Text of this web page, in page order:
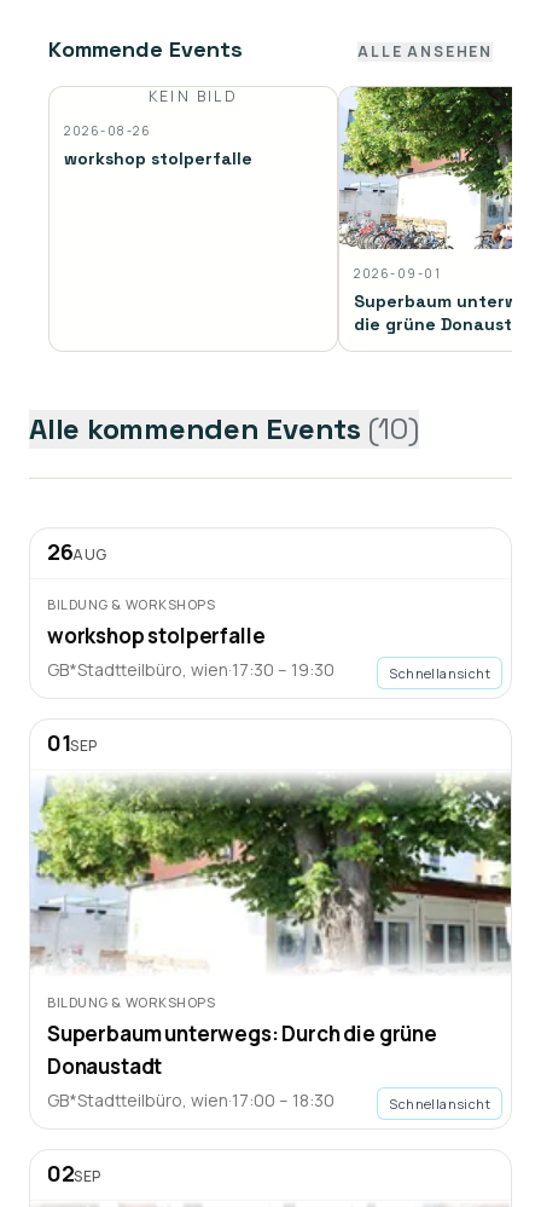
Kommende Events ALLE ANSEHEN
KEIN BILD
2026-08-26
workshop stolperfalle
2026-09-01
Superbaum
die grüne Donaustadt
Alle kommenden Events (10)
26AUG
BILDUNG & WORKSHOPS
workshop stolperfalle
GB*Stadtteilbüro, wien·17:30 – 19:30 Schnellansicht
01SEP
BILDUNG & WORKSHOPS
Superbaum unterwegs: Durch die grüne
Donaustadt
GB*Stadtteilbüro wien·17:00 – 18:30 Schnellansicht
02SEP